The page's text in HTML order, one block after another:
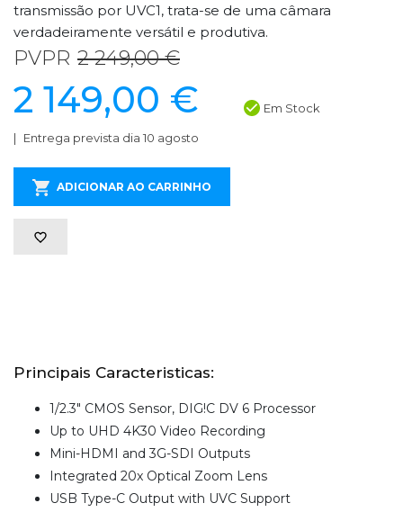
transmissão por UVC1, trata-se de uma câmara
verdadeiramente versátil e produtiva.
PVPR 2 249,00 €
2 149,00 € Em Stock
Entrega prevista dia 10 agosto
ADICIONAR AO CARRINHO
Principais Caracteristicas:
1/2.3" CMOS Sensor, DIG!C DV 6 Processor
Up to UHD 4K30 Video Recording
Mini-HDMI and 3G-SDI Outputs
Integrated 20x Optical Zoom Lens
USB Type-C Output with UVC Support